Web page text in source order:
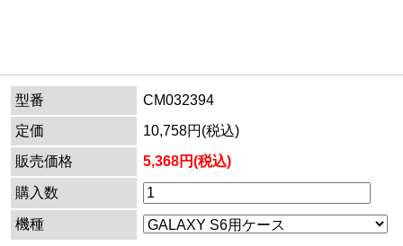
型番
CM032394
定価
10,758円(税込)
販売価格
5,368円(税込)
購入数
機種